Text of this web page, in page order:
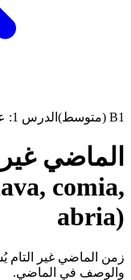
B1 (متوسط) الدرس 1: عادات الماضي وخطط المستقبل
comia,
abria)
زمن الماضي غير التام
والوصف في الماضي.